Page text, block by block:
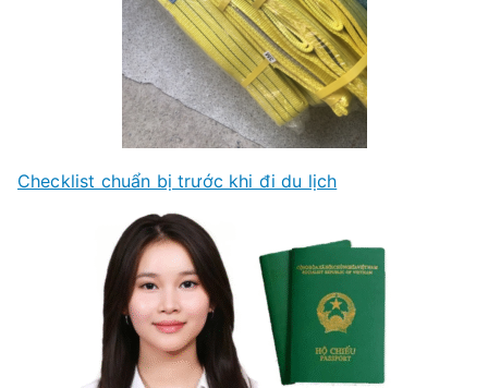
Checklist chuẩn bị trước khi đi du lịch